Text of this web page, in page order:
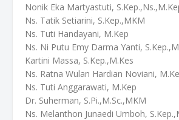
Nonik Eka Martyastuti,
Ns. Tatik Setiarini, S.Kep.,MKM
Ns. Tuti Handayani, M.Kep
Ns. Ni Putu Emy Darma Yanti,
Kartini Massa, S.Kep.,M.Kes
Ns. Ratna Wulan Hardian Noviani,
Ns. Tuti Anggarawati, M.Kep
Dr. Suherman, S.Pi.,M.Sc.,MKM
Ns. Melanthon Junaedi Umboh,